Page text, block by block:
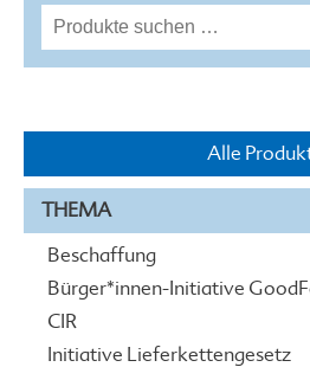
Suchen
nach:
Alle
THEMA
Beschaffung
Bürger*innen-Initiative
CIR
Initiative Lieferkettengesetz